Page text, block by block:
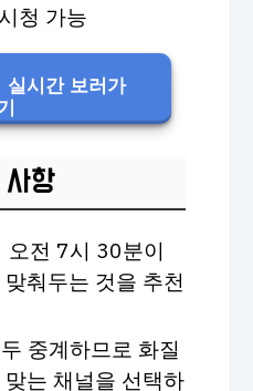
청 가능
실시간 보러가
항
오전 7시 30분이
춰두는 것을 추천
중계하므로 화질
는 채널을 선택하